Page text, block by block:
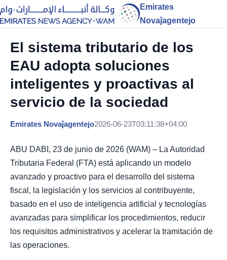
Emirates
Novaĵagentejo
El sistema tributario de los
EAU adopta soluciones
inteligentes y proactivas al
servicio de la sociedad
Emirates Novaĵagentejo2026-06-23T03:11:38+04:00
ABU DABI, 23 de junio de 2026 (WAM) – La Autoridad
Tributaria Federal (FTA) está aplicando un modelo
avanzado y proactivo para el desarrollo del sistema
fiscal, la legislación y los servicios al contribuyente,
basado en el uso de inteligencia artificial y tecnologías
avanzadas para simplificar los procedimientos, reducir
los requisitos administrativos y acelerar la tramitación de
las operaciones.